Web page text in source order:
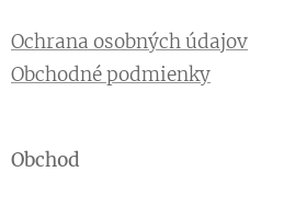
Ochrana osobných údajov
Obchodné podmienky
Obchod